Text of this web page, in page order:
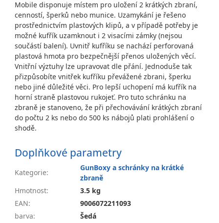
Mobile disponuje místem pro uložení 2 krátkých zbraní,
cenností, šperků nebo munice. Uzamykání je řešeno
prostřednictvím plastových klipů, a v případě potřeby je
možné kufřík uzamknout i 2 visacími zámky (nejsou
součástí balení). Uvnitř kufříku se nachází perforovaná
plastová hmota pro bezpečnější přenos uložených věcí.
Vnitřní výztuhy lze upravovat dle přání. Jednoduše tak
přizpůsobíte vnitřek kufříku převážené zbrani, šperku
nebo jiné důležité věci. Pro lepší uchopení má kufřík na
horní straně plastovou rukojeť. Pro tuto schránku na
zbraně je stanoveno, že při přechovávání krátkých zbraní
do počtu 2 ks nebo do 500 ks nábojů plati prohlášení o
shodě.
Doplňkové parametry
Kategorie:
GunBoxy a schránky na krátké
zbraně
Hmotnost:
3.5 kg
EAN:
9006072211093
barva:
Šedá